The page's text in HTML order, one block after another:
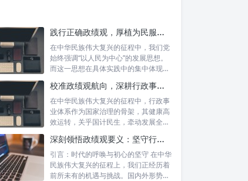
践行正确政绩观，厚植为民服务根基：迈向高质量发展的根本遵循
在中华民族伟大复兴的征程中，我们党
始终强调“以人民为中心”的发展思想。
而这一思想在具体实践中的集中体现，
校准政绩观航向，深耕行政事业本职：新时代高质量发展的双重 imperative
在中华民族伟大复兴的征程中，行政事
业体系作为国家治理的骨架，其健康高
效运转，关乎国计民生，牵动发展全
深刻领悟政绩观要义：坚守行政事业初心，绘就为民服务新篇章
引言：时代的呼唤与初心的坚守 在中华
民族伟大复兴的征程上，我们正经历着
前所未有的机遇与挑战。国内外形势复